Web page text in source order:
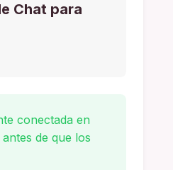
Chat para
conectada en
antes de que los